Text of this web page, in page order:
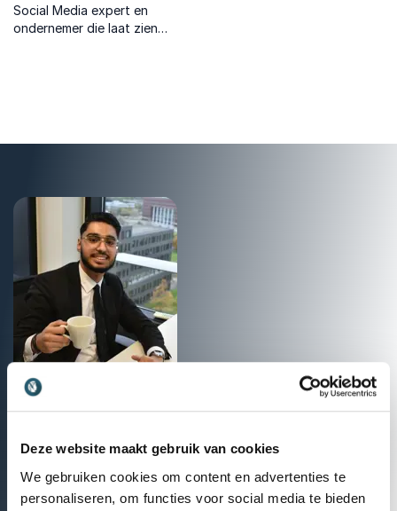
Deze website maakt gebruik van cookies
We gebruiken cookies om content en advertenties te
personaliseren, om functies voor social media te bieden
Social Media expert en
ondernemer die laat zien
Neem contact met ons op
beschikbaarheid en prijzen van deze spreker. We
match die perfect aansluit bij jouw evenement.